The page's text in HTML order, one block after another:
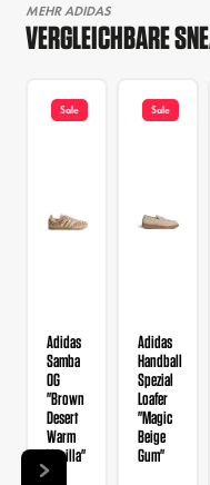
MEHR ADIDAS
VERGLEICHBARE
Sale
Adidas
Samba
OG
"Brown
Desert
Warm
Vanilla"
Sale
Adidas
Handball
Spezial
Loafer
"Magic
Beige
Gum"